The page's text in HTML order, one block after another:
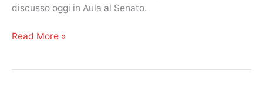
discusso oggi in Aula al Senato.
Legge
Read More »